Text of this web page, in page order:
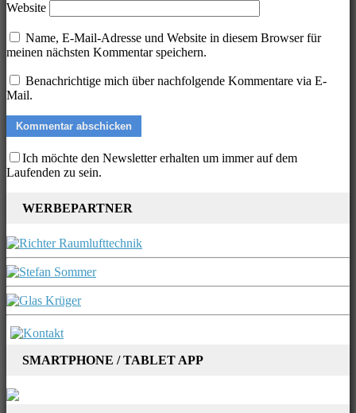
Website
Name, E-Mail-Adresse und Website in diesem Browser für
meinen nächsten Kommentar speichern.
Benachrichtige mich über nachfolgende Kommentare via E-
Mail.
Ich möchte den Newsletter erhalten um immer auf dem
Laufenden zu sein.
WERBEPARTNER
SMARTPHONE / TABLET APP